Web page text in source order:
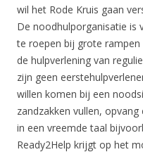
wil het Rode Kruis gaan
De noodhulporganisatie is
te roepen bij grote
de hulpverlening van
zijn geen
willen komen bij een
zandzakken vullen,
in een vreemde taal
Ready2Help krijgt op het